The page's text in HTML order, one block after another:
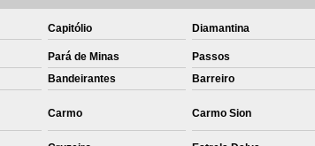
Private Label Têxtil Moda Infantil Brasília
Private Label
Private Label
Private Label Biquínis
Private
Private Label de Camisetas
Capitólio Diamantina
Pará de Minas Passos
Bandeirantes Barreiro
Carmo Carmo Sion